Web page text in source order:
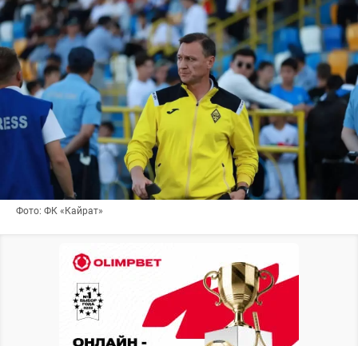
Фото: ФК «Кайрат»